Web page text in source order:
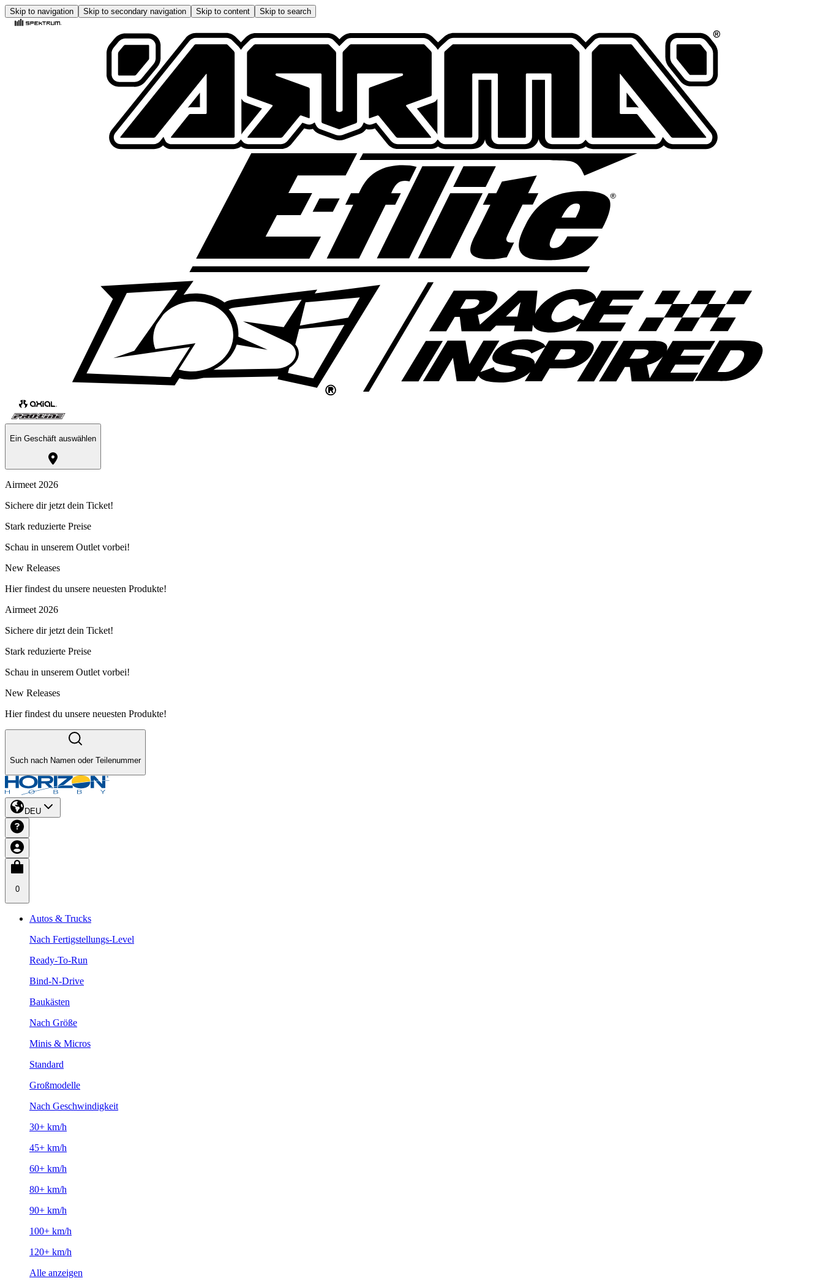
Skip to navigation Skip to secondary navigation Skip to content Skip to search
Ein Geschäft auswählen
Airmeet 2026
Sichere dir jetzt dein Ticket!
Stark reduzierte Preise
Schau in unserem Outlet vorbei!
New Releases
Hier findest du unsere neuesten Produkte!
Airmeet 2026
Sichere dir jetzt dein Ticket!
Stark reduzierte Preise
Schau in unserem Outlet vorbei!
New Releases
Hier findest du unsere neuesten Produkte!
Such nach Namen oder Teilenummer
DEU
0
Autos & Trucks
Nach Fertigstellungs-Level
Ready-To-Run
Bind-N-Drive
Baukästen
Nach Größe
Minis & Micros
Standard
Großmodelle
Nach Geschwindigkeit
30+ km/h
45+ km/h
60+ km/h
80+ km/h
90+ km/h
100+ km/h
120+ km/h
Alle anzeigen